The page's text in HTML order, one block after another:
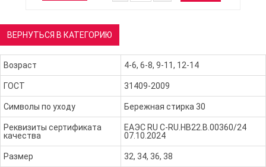
ВЕРНУТЬСЯ В КАТЕГОРИЮ
Возраст 4-6, 6-8, 9-11, 12-14
ГОСТ 31409-2009
Символы по уходу Бережная стирка 30
Реквизиты сертификата
качества
ЕАЭС RU С-RU.НВ22.В.00360/24
07.10.2024
Размер 32, 34, 36, 38